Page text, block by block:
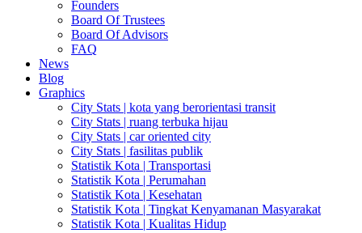
Founders
Board Of Trustees
Board Of Advisors
FAQ
News
Blog
Graphics
City Stats | kota yang berorientasi transit
City Stats | ruang terbuka hijau
City Stats | car oriented city
City Stats | fasilitas publik
Statistik Kota | Transportasi
Statistik Kota | Perumahan
Statistik Kota | Kesehatan
Statistik Kota | Tingkat Kenyamanan Masyarakat
Statistik Kota | Kualitas Hidup